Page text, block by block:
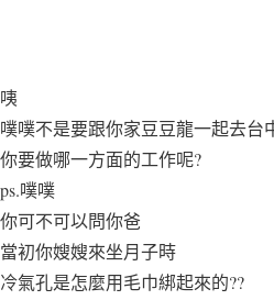
咦
噗噗不是要跟你家豆豆龍一起去台
你要做哪一方面的工作呢?
ps.噗噗
你可不可以問你爸
當初你嫂嫂來坐月子時
冷氣孔是怎麼用毛巾綁起來的??